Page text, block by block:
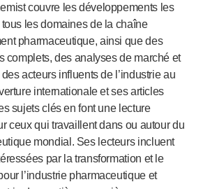
®
®Care
®Comfort
™
®
Neuropen
couvre les développements les
les domaines de la chaîne
pharmaceutique, ainsi que des
complets, des analyses de marché et
acteurs influents de l’industrie au
internationale et ses articles
sujets clés en font une lecture
ceux qui travaillent dans ou autour du
mondial. Ses lecteurs incluent
par la transformation et le
l’industrie pharmaceutique et